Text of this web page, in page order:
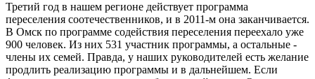
Третий год в нашем регионе действует программа
переселения соотечественников, и в 2011-м она заканчивается.
В Омск по программе содействия переселения переехало уже
900 человек. Из них 531 участник программы, а остальные -
члены их семей. Правда, у наших руководителей есть желание
продлить реализацию программы и в дальнейшем. Если